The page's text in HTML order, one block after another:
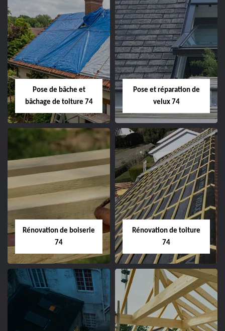
Pose de bâche et
bâchage de toiture 74
Pose et réparation de
velux 74
Rénovation de boiserie
74
Rénovation de toiture
74